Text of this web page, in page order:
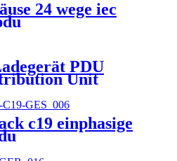
24 wege iec
PDU
Unit
c19 einphasige